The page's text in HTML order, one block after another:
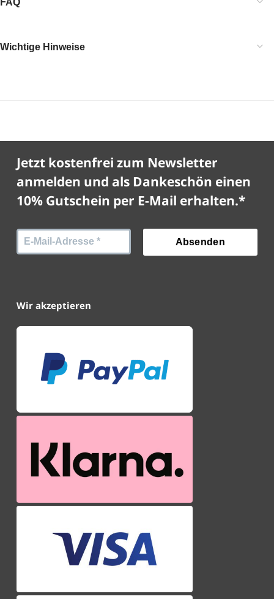
FAQ
Wichtige Hinweise
Jetzt kostenfrei zum Newsletter
anmelden und als Dankeschön einen
10% Gutschein per E-Mail erhalten.*
Wir akzeptieren